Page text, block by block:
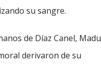
su sangre.
de Díaz Canel,
derivaron de su